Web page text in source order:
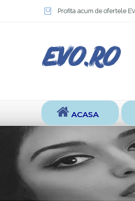
Profita acum de ofertele
ACASA